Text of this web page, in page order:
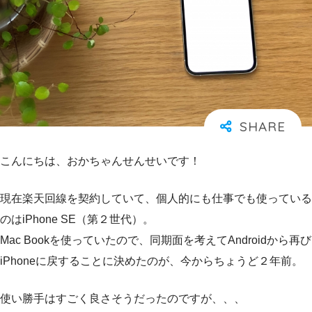
こんにちは、おかちゃんせんせいです！
現在楽天回線を契約していて、個人的にも仕事でも使っている
のはiPhone SE（第２世代）。
Mac Bookを使っていたので、同期面を考えてAndroidから再び
iPhoneに戻することに決めたのが、今からちょうど２年前。
使い勝手はすごく良さそうだったのですが、、、